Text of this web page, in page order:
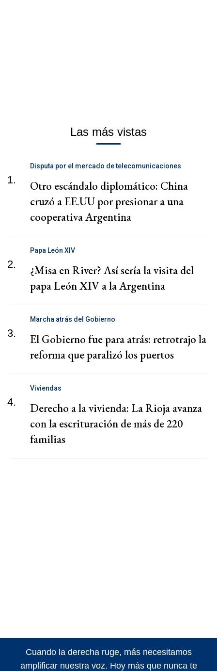
Las más vistas
1.
Disputa por el mercado de telecomunicaciones
Otro escándalo diplomático: China
cruzó a EE.UU por presionar a una
cooperativa Argentina
2.
Papa León XIV
¿Misa en River? Así sería la visita del
papa León XIV a la Argentina
3.
Marcha atrás del Gobierno
El Gobierno fue para atrás: retrotrajo la
reforma que paralizó los puertos
4.
Viviendas
Derecho a la vivienda: La Rioja avanza
con la escrituración de más de 220
familias
Cuando la derecha ruge, más necesitamos
amplificar nuestra voz. Hoy más que nunca te